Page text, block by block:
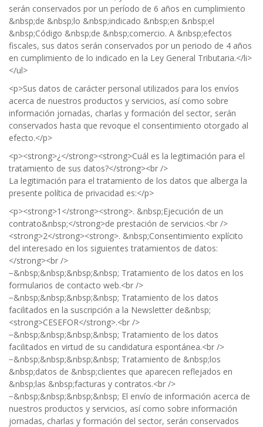
serán conservados por un período de 6 años en cumplimiento
&nbsp;de &nbsp;lo &nbsp;indicado &nbsp;en &nbsp;el
&nbsp;Código &nbsp;de &nbsp;comercio. A &nbsp;efectos
fiscales, sus datos serán conservados por un periodo de 4 años
en cumplimiento de lo indicado en la Ley General Tributaria.</li>
</ul>
<p>Sus datos de carácter personal utilizados para los envíos
acerca de nuestros productos y servicios, así como sobre
información jornadas, charlas y formación del sector, serán
conservados hasta que revoque el consentimiento otorgado al
efecto.</p>
<p><strong>¿</strong><strong>Cuál es la legitimación para el
tratamiento de sus datos?</strong><br />
La legitimación para el tratamiento de los datos que alberga la
presente política de privacidad es:</p>
<p><strong>1</strong><strong>. &nbsp;Ejecución de un
contrato&nbsp;</strong>de prestación de servicios.<br />
<strong>2</strong><strong>. &nbsp;Consentimiento explícito
del interesado en los siguientes tratamientos de datos:
</strong><br />
−&nbsp;&nbsp;&nbsp;&nbsp; Tratamiento de los datos en los
formularios de contacto web.<br />
−&nbsp;&nbsp;&nbsp;&nbsp; Tratamiento de los datos
facilitados en la suscripción a la Newsletter de&nbsp;
<strong>CESEFOR</strong>.<br />
−&nbsp;&nbsp;&nbsp;&nbsp; Tratamiento de los datos
facilitados en virtud de su candidatura espontánea.<br />
−&nbsp;&nbsp;&nbsp;&nbsp; Tratamiento de &nbsp;los
&nbsp;datos de &nbsp;clientes que aparecen reflejados en
&nbsp;las &nbsp;facturas y contratos.<br />
−&nbsp;&nbsp;&nbsp;&nbsp; El envío de información acerca de
nuestros productos y servicios, así como sobre información
jornadas, charlas y formación del sector, serán conservados